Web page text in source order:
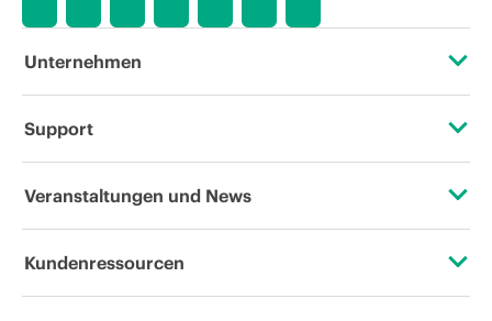
Unternehmen
Über HPE
Unternehmensverantwortung
Support
Operational Support Services
Veranstaltungen und News
Veranstaltungen
Kundenressourcen